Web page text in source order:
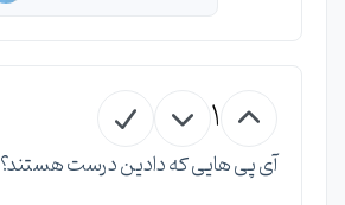
1
آی پی هایی که دادین درست هستند؟